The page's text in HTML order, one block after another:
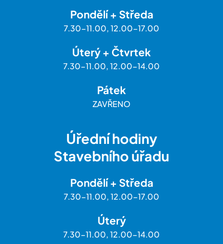
Pondělí + Středa
7.30-11.00, 12.00-17.00
Úterý + Čtvrtek
7.30-11.00, 12.00-14.00
Pátek
ZAVŘENO
Úřední hodiny
Stavebního úřadu
Pondělí + Středa
7.30-11.00, 12.00-17.00
Úterý
7.30-11.00, 12.00-14.00